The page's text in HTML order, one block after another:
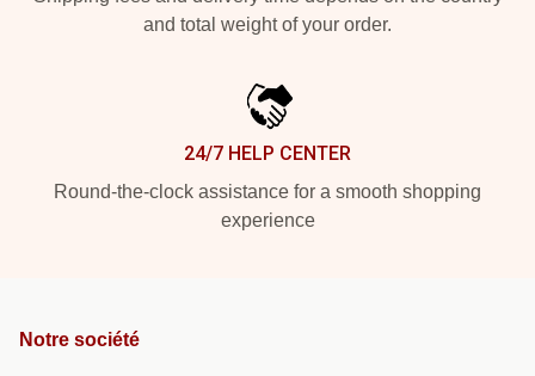
and total weight of your order.
24/7 HELP CENTER
Round-the-clock assistance for a smooth shopping
experience
Notre société